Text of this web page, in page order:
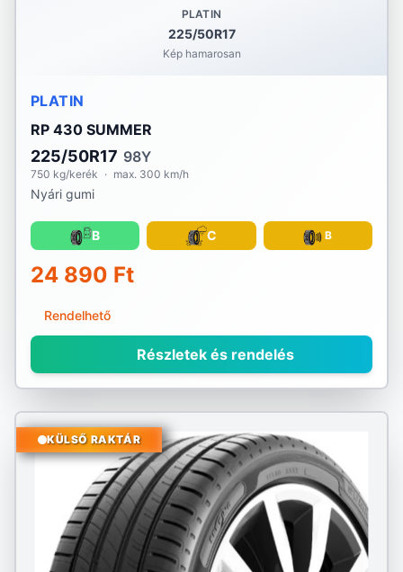
PLATIN
225/50R17
Kép hamarosan
PLATIN
RP 430 SUMMER
225/50R17 98Y
750 kg/kerék · max. 300 km/h
Nyári gumi
B C B
24 890 Ft
Rendelhető
Részletek és rendelés
KÜLSŐ RAKTÁR